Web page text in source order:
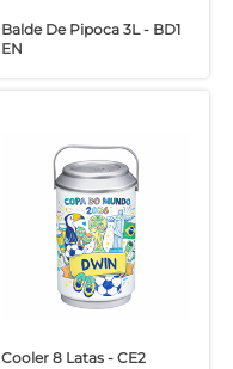
Balde De Pipoca 3L - BD1
EN
Cooler 8 Latas - CE2